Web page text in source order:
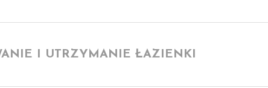
I UTRZYMANIE ŁAZIENKI